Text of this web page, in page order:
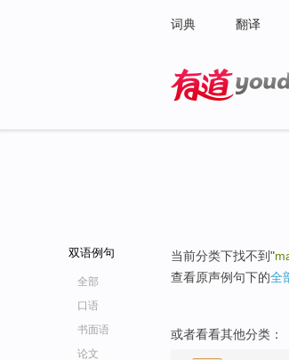
词典 翻译
双语例句
全部
口语
书面语
论文
当前分类下找不到"
查看原声例句下的全
或者看看其他分类：